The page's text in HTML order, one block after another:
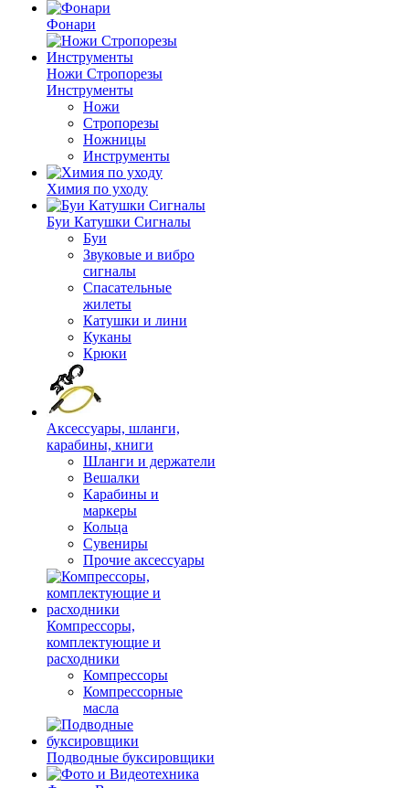
Фонари
Ножи Стропорезы
Инструменты
Ножи
Стропорезы
Ножницы
Инструменты
Химия по уходу
Буи Катушки Сигналы
Буи
Звуковые и вибро
сигналы
Спасательные
жилеты
Катушки и лини
Куканы
Крюки
Аксессуары, шланги,
карабины, книги
Шланги и держатели
Вешалки
Карабины и
маркеры
Кольца
Сувениры
Прочие аксессуары
Компрессоры,
комплектующие и
расходники
Компрессоры
Компрессорные
масла
Подводные буксировщики